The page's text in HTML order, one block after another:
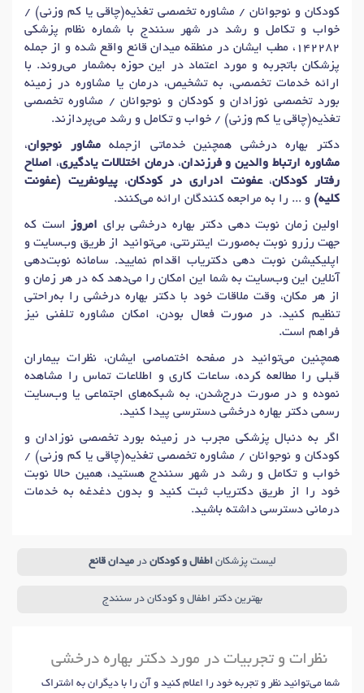
کودکان و نوجوانان / مشاوره تخصصی تغذیه(چاقی یا کم وزنی) /
خواب و تکامل و رشد در شهر سنندج با شماره نظام پزشکی
142282، مطب ایشان در منطقه میدان قانع واقع شده و از جمله
پزشکان باتجربه و مورد اعتماد در این حوزه به‌شمار می‌روند. با
ارائه خدمات تخصصی، به تشخیص، درمان یا مشاوره در زمینه
بورد تخصصی نوزادان و کودکان و نوجوانان / مشاوره تخصصی
تغذیه(چاقی یا کم وزنی) / خواب و تکامل و رشد می‌پردازند.
دکتر بهاره درخشی همچنین خدماتی ازجملهمشاور نوجوان،
مشاوره ارتباط والدین و فرزندان،درمان اختلالات یادگیری، اصلاح
رفتار کودکان،عفونت ادراری در کودکان،پیلونفریت (عفونت
کلیه) و ... را به مراجعه کنندگان ارائه می‌کنند.
اولین زمان نوبت دهی دکتر بهاره درخشی برای امروز
است که
جهت رزرو نوبت به‌صورت اینترنتی، می‌توانید از طریق وب‌سایت و
اپلیکیشن نوبت دهی دکتریاب اقدام نمایید. سامانه نوبت‌دهی
آنلاین این وب‌سایت به شما این امکان را می‌دهد که در هر زمان و
از هر مکان، وقت ملاقات خود با دکتر بهاره درخشی را به‌راحتی
تنظیم کنید. در صورت فعال بودن، امکان مشاوره تلفنی نیز
فراهم است.
همچنین می‌توانید در صفحه اختصاصی ایشان، نظرات بیماران
قبلی را مطالعه کرده، ساعات کاری و اطلاعات تماس را مشاهده
نموده و در صورت درج‌شدن، به شبکه‌های اجتماعی یا وب‌سایت
رسمی دکتر بهاره درخشی دسترسی پیدا کنید.
اگر به دنبال پزشکی مجرب در زمینه بورد تخصصی نوزادان و
کودکان و نوجوانان / مشاوره تخصصی تغذیه(چاقی یا کم وزنی) /
خواب و تکامل و رشد در شهر سنندج هستید، همین حالا نوبت
خود را از طریق دکتریاب ثبت کنید و بدون دغدغه به خدمات
درمانی دسترسی داشته باشید.
لیست پزشکان اطفال و کودکان درمیدان قانع
بهترین دکتر اطفال و کودکان در سنندج
نظرات و تجربیات در مورد دکتر بهاره درخشی
شما می‌توانید نظر و تجربه خود را اعلام کنید و آن را با دیگران به اشتراک